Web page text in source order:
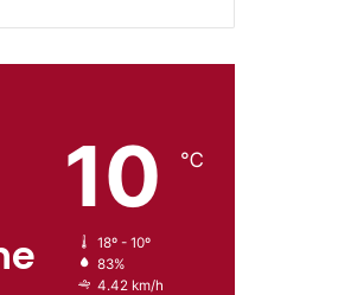
10 ℃
18º - 10º
83%
4.42 km/h